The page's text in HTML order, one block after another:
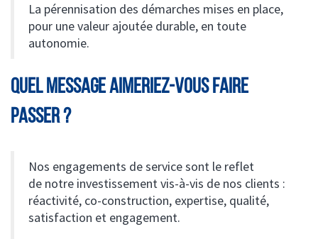
La pérennisation des démarches mises en place,
pour une valeur ajoutée durable, en toute
autonomie.
QUEL MESSAGE AIMERIEZ-VOUS FAIRE
PASSER ?
Nos engagements de service sont le reflet
de notre investissement vis-à-vis de nos clients :
réactivité, co-construction, expertise, qualité,
satisfaction et engagement.
LE COURTIER RESPONSABLE
équipe
avec Hugues Souris
de personnes
CONTACT